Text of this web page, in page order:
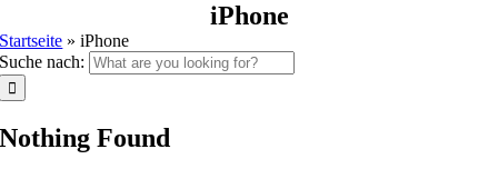
iPhone
Startseite »iPhone
Suche nach:
Nothing Found